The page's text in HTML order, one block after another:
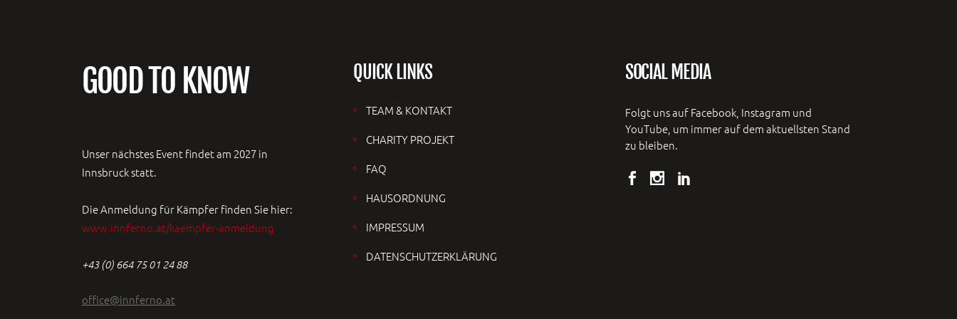
GOOD TO KNOW
Unser nächstes Event findet am 2027 in
Innsbruck statt.
Die Anmeldung für Kämpfer finden Sie hier:
www.innferno.at/kaempfer-anmeldung
+43 (0) 664 75 01 24 88
office@innferno.at
QUICK LINKS
TEAM & KONTAKT
CHARITY PROJEKT
FAQ
HAUSORDNUNG
IMPRESSUM
DATENSCHUTZERKLÄRUNG
SOCIAL MEDIA
Folgt uns auf Facebook, Instagram und
YouTube, um immer auf dem aktuellsten Stand
zu bleiben.